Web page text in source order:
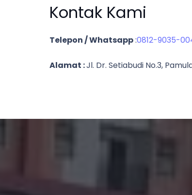
Kontak Kami
Telepon / Whatsapp:0812-9035-
Alamat :Jl. Dr. Setiabudi No.3,